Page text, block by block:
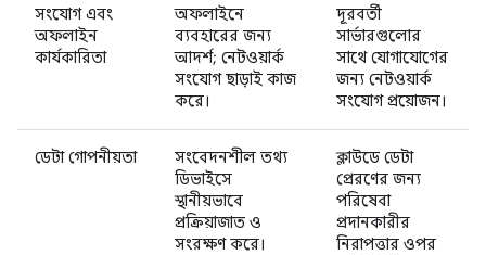
সংযোগ এবং
অফলাইন
কার্যকারিতা
অফলাইনে
ব্যবহারের জন্য
আদর্শ; নেটওয়ার্ক
সংযোগ ছাড়াই কাজ
করে।
দূরবর্তী
সার্ভারগুলোর
সাথে যোগাযোগের
জন্য নেটওয়ার্ক
সংযোগ প্রয়োজন।
ডেটা গোপনীয়তা
সংবেদনশীল তথ্য
ডিভাইসে
স্থানীয়ভাবে
প্রক্রিয়াজাত ও
সংরক্ষণ করে।
ক্লাউডে ডেটা
প্রেরণের জন্য
পরিষেবা
প্রদানকারীর
নিরাপত্তার ওপর